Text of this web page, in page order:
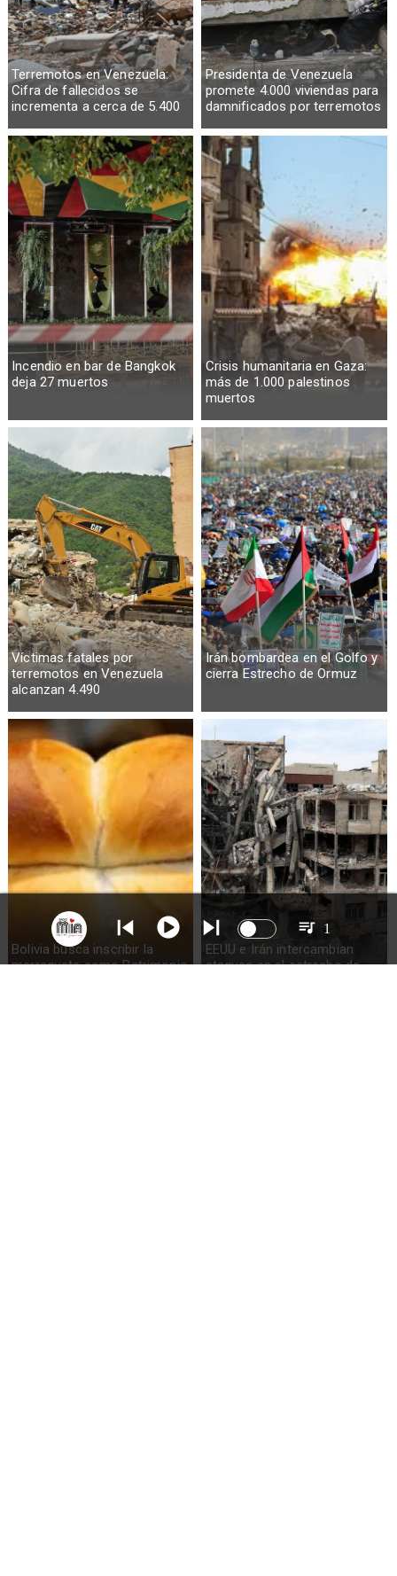
Terremotos en Venezuela:
Cifra de fallecidos se
incrementa a cerca de 5.400
Presidenta de Venezuela
promete 4.000 viviendas para
damnificados por terremotos
Incendio en bar de Bangkok
deja 27 muertos
Crisis humanitaria en Gaza:
más de 1.000 palestinos
muertos
Víctimas fatales por
terremotos en Venezuela
alcanzan 4.490
Irán bombardea en el Golfo y
cierra Estrecho de Ormuz
Bolivia busca inscribir la
marraqueta como Patrimonio
EEUU e Irán intercambian
ataques en el estrecho de
1